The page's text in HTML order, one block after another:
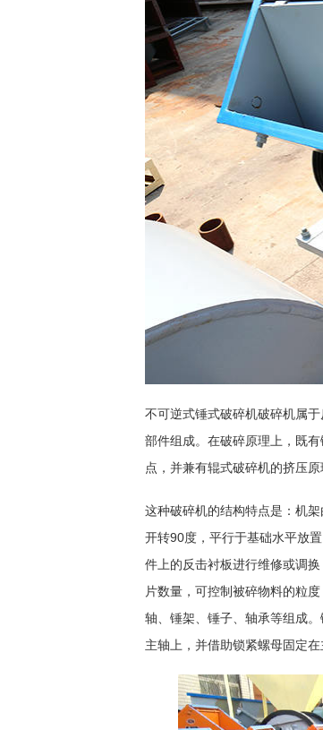
不可逆式锤式破碎机破碎机属
部件组成。在破碎原理上，既
点，并兼有辊式破碎机的挤压
这种破碎机的结构特点是：机
开转90度，平行于基础水平放
件上的反击衬板进行维修或调
片数量，可控制被碎物料的粒
轴、锤架、锤子、轴承等组成
主轴上，并借助锁紧螺母固定在